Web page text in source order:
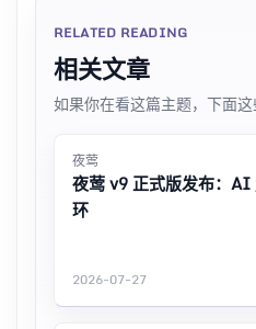
RELATED READING
相关文章
如果你在看这篇主题，下面
夜莺
夜莺 v9 正式版发布：
环
2026-07-27